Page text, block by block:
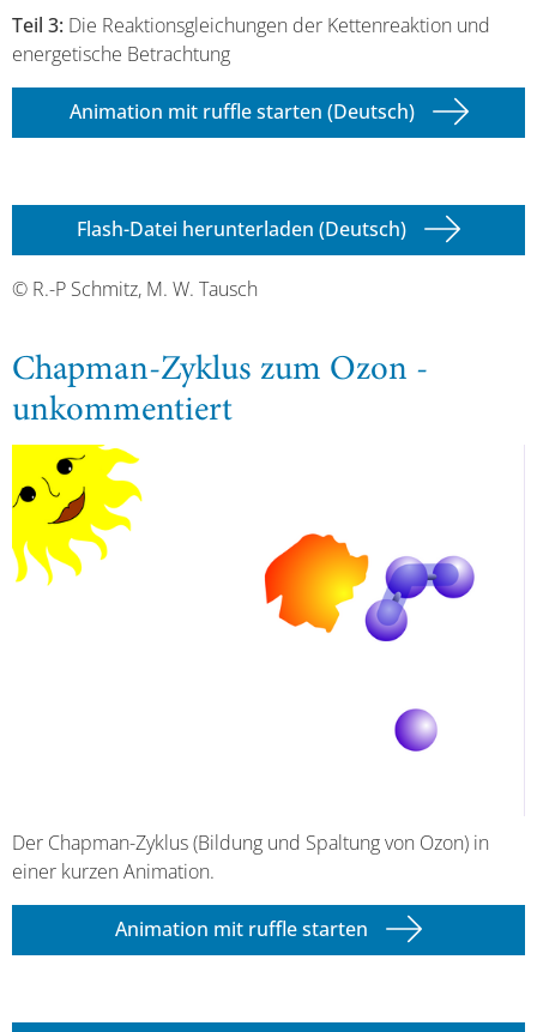
Teil 3: Die Reaktionsgleichungen der Kettenreaktion und
energetische Betrachtung
Animation mit ruffle starten (Deutsch)
Flash-Datei herunterladen (Deutsch)
© R.-P Schmitz, M. W. Tausch
Chapman-Zyklus zum Ozon -
unkommentiert
Der Chapman-Zyklus (Bildung und Spaltung von Ozon) in
einer kurzen Animation.
Animation mit ruffle starten